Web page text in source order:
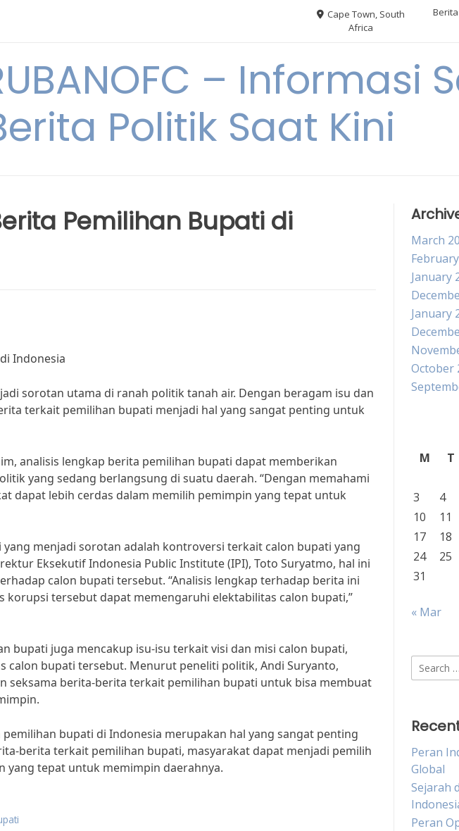
Cape Town, South
Africa
– Informasi
Politik Saat Kini
Pemilihan Bupati di
Indonesia
sorotan utama di ranah politik tanah air. Dengan beragam isu dan
terkait pemilihan bupati menjadi hal yang sangat penting untuk
analisis lengkap berita pemilihan bupati dapat memberikan
yang sedang berlangsung di suatu daerah. “Dengan memahami
dapat lebih cerdas dalam memilih pemimpin yang tepat untuk
menjadi sorotan adalah kontroversi terkait calon bupati yang
Eksekutif Indonesia Public Institute (IPI), Toto Suryatmo, hal ini
calon bupati tersebut. “Analisis lengkap terhadap berita ini
korupsi tersebut dapat memengaruhi elektabilitas calon bupati,”
bupati juga mencakup isu-isu terkait visi dan misi calon bupati,
calon bupati tersebut. Menurut peneliti politik, Andi Suryanto,
seksama berita-berita terkait pemilihan bupati untuk bisa membuat
bupati di Indonesia merupakan hal yang sangat penting
berita terkait pemilihan bupati, masyarakat dapat menjadi pemilih
yang tepat untuk memimpin daerahnya.
March
January
January
October
M
T
3
4
10
11
17
18
24
25
31
« Mar
Search
for:
Peran
Global
Sejarah
Peran